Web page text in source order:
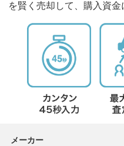
を賢く売却して、購入資金
メーカー